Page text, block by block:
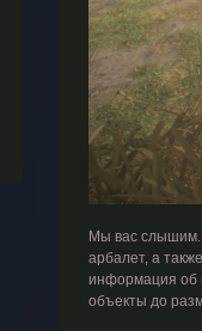
Мы вас слышим.
арбалет, а
информация об
объекты до